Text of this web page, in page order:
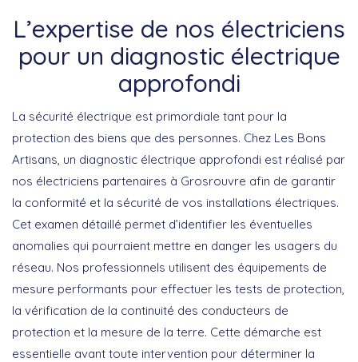
L’expertise de nos électriciens
pour un diagnostic électrique
approfondi
La sécurité électrique est primordiale tant pour la
protection des biens que des personnes. Chez Les Bons
Artisans, un diagnostic électrique approfondi est réalisé par
nos électriciens partenaires à Grosrouvre afin de garantir
la conformité et la sécurité de vos installations électriques.
Cet examen détaillé permet d’identifier les éventuelles
anomalies qui pourraient mettre en danger les usagers du
réseau. Nos professionnels utilisent des équipements de
mesure performants pour effectuer les tests de protection,
la vérification de la continuité des conducteurs de
protection et la mesure de la terre. Cette démarche est
essentielle avant toute intervention pour déterminer la